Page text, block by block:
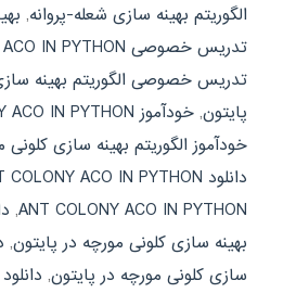
الگوریتم بهینه سازی شعله-پروانه,
تدریس خصوصی ANT COLONY ACO IN PYTHON
تدریس خصوصی الگوریتم بهینه
پایتون, خودآموز ANT COLONY ACO IN PYTHON
خودآموز الگوریتم بهینه سازی کلونی
دانلود ANT COLONY ACO IN PYTHON
ANT COLONY ACO IN PYTHON
,
بهینه سازی کلونی مورچه در پایتون,
سازی کلونی مورچه در پایتون,